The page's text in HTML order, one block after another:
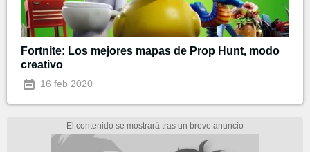
Fortnite: Los mejores mapas de Prop Hunt, modo
creativo
16 feb 2020